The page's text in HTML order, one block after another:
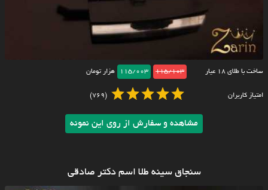
ساخت با طلای ۱۸ عیار 115/103
115/003 هزار تومان
امتیاز کاربران (769)
مشاهده و سفارش از روی این نمونه
سنجاق سینه طلا اسم دکتر صادقی